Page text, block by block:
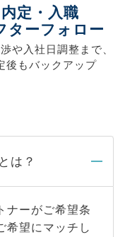
内定・入職
ターフォロー
や入社日調整まで、
後もバックアップ
は？
ナーがご希望条
希望にマッチし